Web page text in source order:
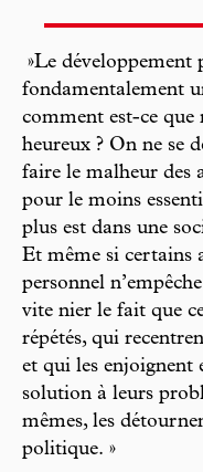
»Le développement
fondamentalement
comment est-ce que
heureux ? On ne se
faire le malheur des
pour le moins
plus est dans une
Et même si certains
personnel
vite nier le fait que
répétés, qui
et qui les enjoignent
solution à leurs
mêmes, les
politique. »